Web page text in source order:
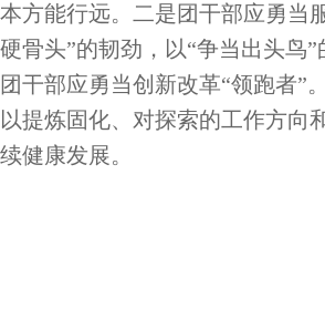
本方能行远。二是团干部应勇当
硬骨头”的韧劲，以“争当出头鸟
团干部应勇当创新改革“领跑者”。
以提炼固化、对探索的工作方向
续健康发展。